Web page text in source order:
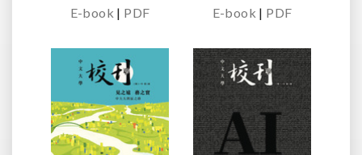
E-book | PDF E-book | PDF